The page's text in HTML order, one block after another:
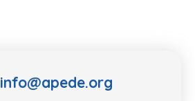
info@apede.org